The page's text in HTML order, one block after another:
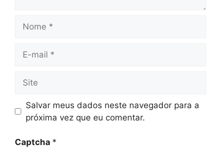
mail
Salvar meus dados neste navegador para a
próxima vez que eu comentar.
Captcha *